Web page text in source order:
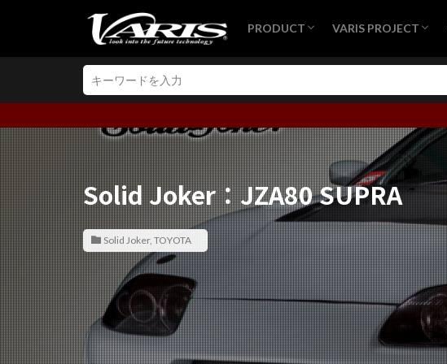
PRODUCT
MITSUBISHI
SUBARU
TOYOTA
LEXUS
HONDA
NISSAN
MAZDA
SUZUKI
VOLKSWAGEN
MERCEDES
BMW
GT-WING
VARIS PROJECT
BRAND CONCEPT
VARIS PROJECT –
VARIS PROJECT –
VARIS PROJECT –
レース結果2026
Solid Joker：JZA80 SUPRA
Solid Joker, TOYOTA